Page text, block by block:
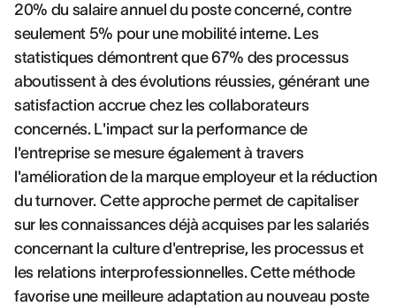
20% du salaire annuel du poste concerné, contre
seulement 5% pour une mobilité interne. Les
statistiques démontrent que 67% des processus
aboutissent à des évolutions réussies, générant une
satisfaction accrue chez les collaborateurs
concernés. L'impact sur la performance de
l'entreprise se mesure également à travers
l'amélioration de la marque employeur et la réduction
du turnover. Cette approche permet de capitaliser
sur les connaissances déjà acquises par les salariés
concernant la culture d'entreprise, les processus et
les relations interprofessionnelles. Cette méthode
favorise une meilleure adaptation au nouveau poste